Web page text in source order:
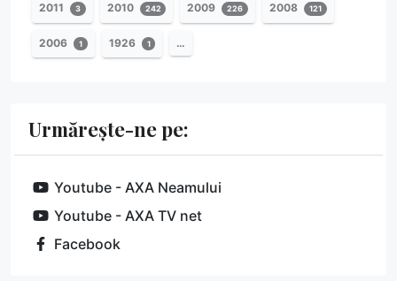
2011 3 2010 242 2009 226 2008 121
2006 1 1926 1 …
Urmărește-ne pe:
Youtube - AXA Neamului
Youtube - AXA TV net
Facebook